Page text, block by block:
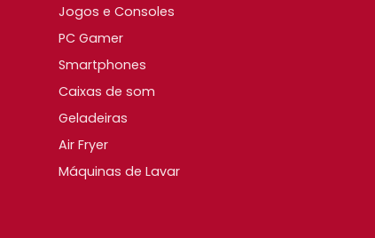
Jogos e Consoles
PC Gamer
Smartphones
Caixas de som
Geladeiras
Air Fryer
Máquinas de Lavar